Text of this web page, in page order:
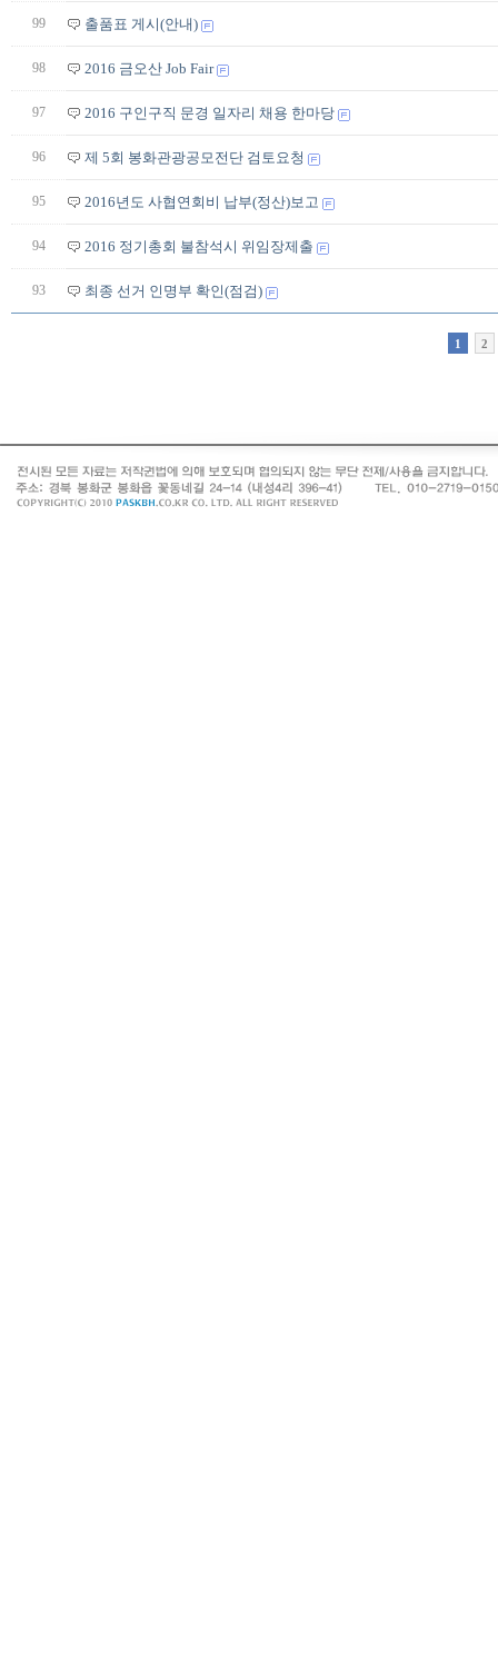
99 출품표 게시(안내)
98 2016 금오산 Job Fair
97 2016 구인구직 문경 일자리 채용 한마당
96 제 5회 봉화관광공모전단 검토요청
95 2016년도 사협연회비 납부(정산)보고
94 2016 정기총회 불참석시 위임장제출
93 최종 선거 인명부 확인(점검)
1 2